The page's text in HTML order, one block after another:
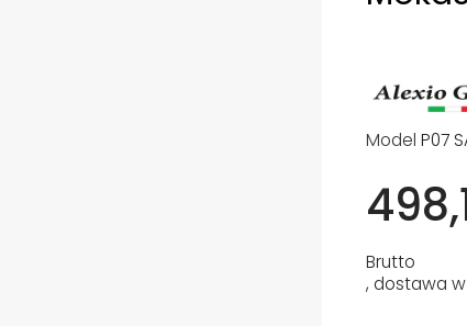
Model P07
Brutto
, dostawa